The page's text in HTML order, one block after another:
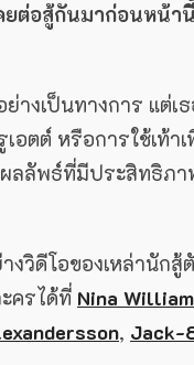
ต่อสู้กันมาก่อนหน้า
งเป็นทางการ แต่เ
ตต์ หรือการใช้เท้า
ลลัพธ์ที่มีประสิทธิภ
งวิดีโอของเหล่านัก
ครได้ที่ Nina
, Jack-